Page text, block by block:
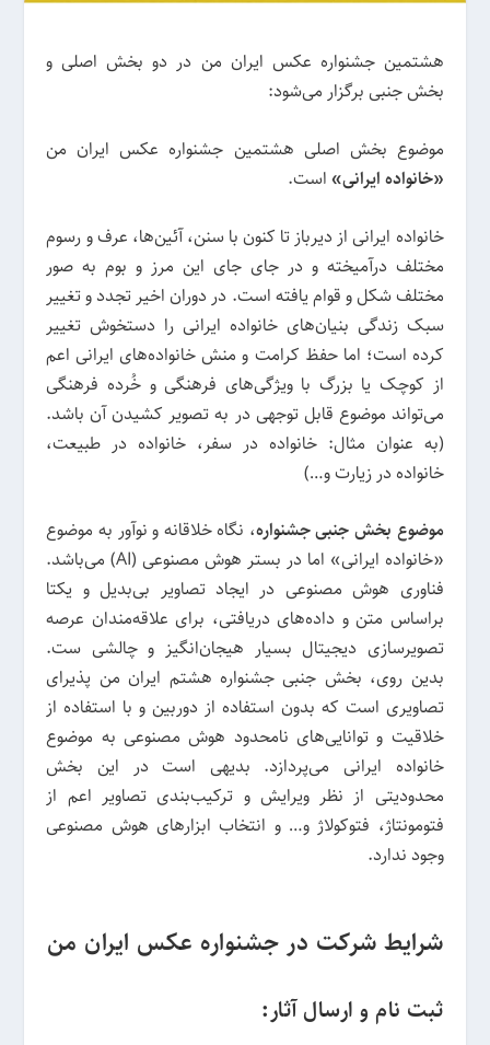
هشتمین جشنواره عکس ایران من در دو بخش اصلی و
بخش جنبی برگزار می‌شود:
موضوع بخش اصلی هشتمین جشنواره‌ عکس ایران من
«خانواده ایرانی» است.
خانواده ایرانی از دیرباز تا کنون با سنن، آئین‌ها، عرف و رسوم
مختلف درآمیخته و در جای جای این مرز و بوم به صور
مختلف شکل و قوام یافته است. در دوران اخیر تجدد و تغییر
سبک زندگی بنیان‌های خانواده ایرانی را دستخوش تغییر
کرده است؛ اما حفظ کرامت و منش خانواده‌های ایرانی اعم
از کوچک یا بزرگ با ویژگی‌های فرهنگی و خُرده فرهنگی
می‌تواند موضوع قابل توجهی در به تصویر کشیدن آن باشد.
(به عنوان مثال: خانواده در سفر، خانواده در طبیعت،
خانواده در زیارت و…)
موضوع بخش جنبی جشنواره، نگاه خلاقانه و نوآور به موضوع
«خانواده ایرانی» اما در بستر هوش مصنوعی (AI) می‌باشد.
فناوری هوش مصنوعی در ایجاد تصاویر بی‌بدیل و یکتا
براساس متن و داده‌های دریافتی، برای علاقه‌مندان عرصه
تصویرسازی دیجیتال بسیار هیجان‌انگیز و چالشی ست.
بدین روی، بخش جنبی جشنواره هشتم ایران من پذیرای
تصاویری است که بدون استفاده از دوربین و با استفاده از
خلاقیت و توانایی‌های نامحدود هوش مصنوعی به موضوع
خانواده ایرانی می‌پردازد. بدیهی است در این بخش
محدودیتی از نظر ویرایش و ترکیب‌بندی تصاویر اعم از
فتومونتاژ، فتوکولاژ و… و انتخاب ابزارهای هوش مصنوعی
وجود ندارد.
شرایط شرکت در جشنواره عکس ایران من
ثبت نام و ارسال آثار: